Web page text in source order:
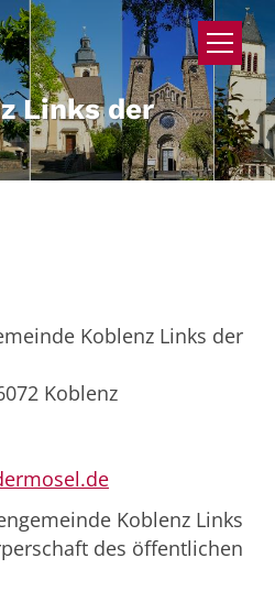
Links der
Koblenz Links der
Koblenz
Koblenz Links
des öffentlichen